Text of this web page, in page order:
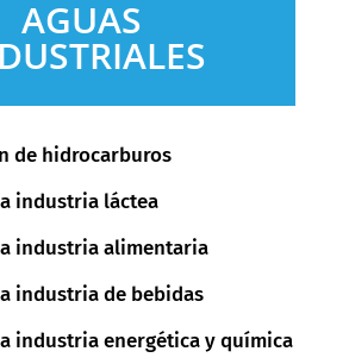
AGUAS
de hidrocarburos
industria láctea
industria alimentaria
industria de bebidas
industria energética y química